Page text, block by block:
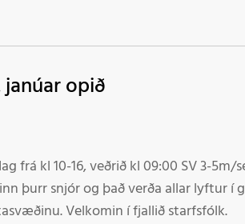
opið
frá kl 10-16, veðrið kl 09:00 SV 3-5m/
þurr snjór og það verða allar lyftur í
Velkomin í fjallið starfsfólk.